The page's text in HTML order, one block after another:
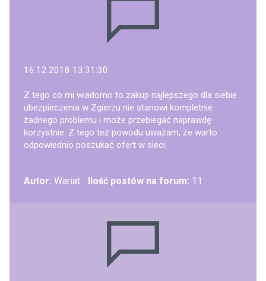
16.12.2018 13:31:30
Z tego co mi wiadomo to zakup najlepszego dla siebie
ubezpieczenia w Zgierzu nie stanowi kompletnie
żadnego problemu i może przebiegać naprawdę
korzystnie. Z tego też powodu uważam, że warto
odpowiednio poszukać ofert w sieci.
Autor: Wariat Ilość postów na forum: 11